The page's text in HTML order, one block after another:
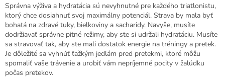
Správna výživa a hydratácia sú nevyhnutné pre každého triatlonistu,
ktorý chce dosiahnuť svoj maximálny potenciál. Strava by mala byť
bohatá na zdravé tuky, bielkoviny a sacharidy. Navyše, musíte
dodržiavať správne pitné režimy, aby ste si udržali hydratáciu. Musíte
sa stravovať tak, aby ste mali dostatok energie na tréningy a pretek.
Je dôležité sa vyhnúť ťažkým jedlám pred pretekmi, ktoré môžu
spomaliť vaše trávenie a urobiť vám nepríjemné pocity v žalúdku
počas pretekov.